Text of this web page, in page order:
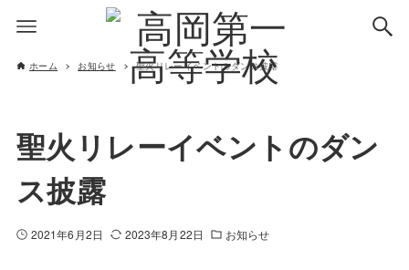
ホーム お知らせ 聖火リレーイベントのダンス披露
聖火リレーイベントのダン
ス披露
2021年6月2日 2023年8月22日 お知らせ